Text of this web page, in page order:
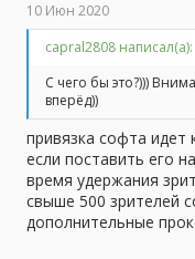
10 Июн 2020
capral2808 написал(а):
С чего бы это?)))
вперёд))
привязка софта идет
если поставить его
время удержания
свыше 500 зрителей
дополнительные